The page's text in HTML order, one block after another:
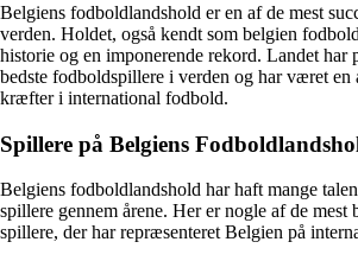
Belgiens fodboldlandshold er en af de mest
verden. Holdet, også kendt som belgien
historie og en imponerende rekord. Landet har
bedste fodboldspillere i verden og har været en
kræfter i international fodbold.
Spillere på Belgiens
Belgiens fodboldlandshold har haft mange
spillere gennem årene. Her er nogle af de
spillere, der har repræsenteret Belgien på